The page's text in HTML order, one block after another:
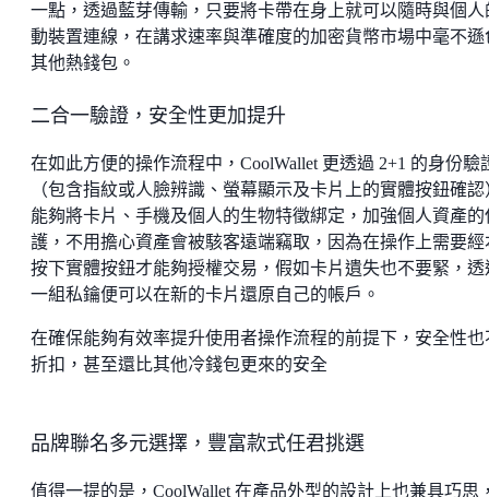
一點，透過藍芽傳輸，只要將卡帶在身上就可以隨時與個人
動裝置連線，在講求速率與準確度的加密貨幣市場中毫不遜
其他熱錢包。
二合一驗證，安全性更加提升
在如此方便的操作流程中，CoolWallet 更透過 2+1 的身份驗
（包含指紋或人臉辨識、螢幕顯示及卡片上的實體按鈕確認
能夠將卡片、手機及個人的生物特徵綁定，加強個人資產的
護，不用擔心資產會被駭客遠端竊取，因為在操作上需要經
按下實體按鈕才能夠授權交易，假如卡片遺失也不要緊，透
一組私鑰便可以在新的卡片還原自己的帳戶。
在確保能夠有效率提升使用者操作流程的前提下，安全性也
折扣，甚至還比其他冷錢包更來的安全
品牌聯名多元選擇，豐富款式任君挑選
值得一提的是，CoolWallet 在產品外型的設計上也兼具巧思